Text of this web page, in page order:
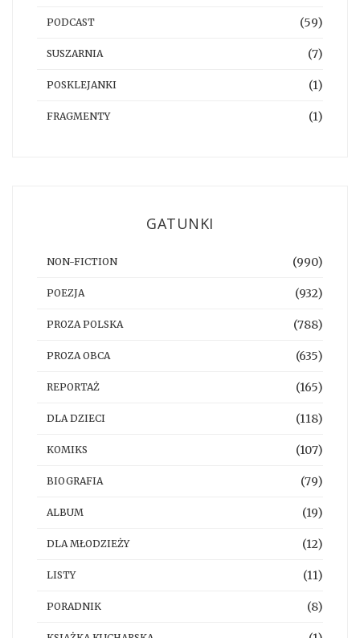
PODCAST (59)
SUSZARNIA (7)
POSKLEJANKI (1)
FRAGMENTY (1)
GATUNKI
NON-FICTION (990)
POEZJA (932)
PROZA POLSKA (788)
PROZA OBCA (635)
REPORTAŻ (165)
DLA DZIECI (118)
KOMIKS (107)
BIOGRAFIA (79)
ALBUM (19)
DLA MŁODZIEŻY (12)
LISTY (11)
PORADNIK (8)